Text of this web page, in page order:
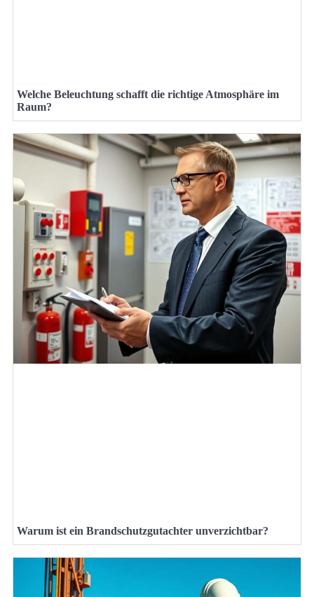
Welche Beleuchtung schafft die richtige Atmosphäre im
Raum?
Warum ist ein Brandschutzgutachter unverzichtbar?